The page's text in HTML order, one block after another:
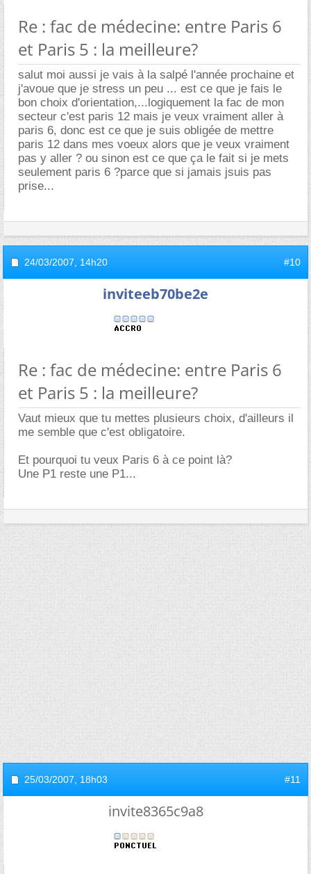
Re : fac de médecine: entre Paris 6
et Paris 5 : la meilleure?
salut moi aussi je vais à la salpé l'année prochaine et
j'avoue que je stress un peu ... est ce que je fais le
bon choix d'orientation,...logiquement la fac de mon
secteur c'est paris 12 mais je veux vraiment aller à
paris 6, donc est ce que je suis obligée de mettre
paris 12 dans mes voeux alors que je veux vraiment
pas y aller ? ou sinon est ce que ça le fait si je mets
seulement paris 6 ?parce que si jamais jsuis pas
prise...
24/03/2007, 14h20 #10
inviteeb70be2e
Re : fac de médecine: entre Paris 6
et Paris 5 : la meilleure?
Vaut mieux que tu mettes plusieurs choix, d'ailleurs il
me semble que c'est obligatoire.
Et pourquoi tu veux Paris 6 à ce point là?
Une P1 reste une P1...
25/03/2007, 18h03 #11
invite8365c9a8